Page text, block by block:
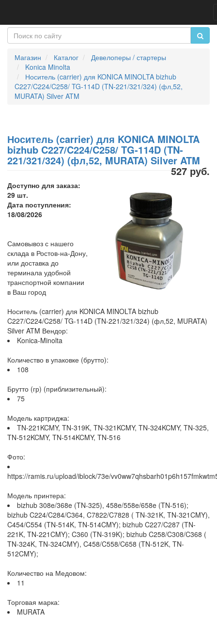
Магазин Каталог
Девелоперы / стартеры
Konica Minolta
Носитель (carrier) для KONICA MINOLTA bizhub
C227/C224/C258/ TG-114D (TN-221/321/324) (фл,52,
MURATA) Silver ATM
Носитель (carrier) для KONICA MINOLTA
bizhub C227/C224/C258/ TG-114D (TN-
221/321/324) (фл,52, MURATA) Silver ATM
527 руб.
Доступно для заказа:
29 шт.
Дата поступления:
18/08/2026
Самовывоз с нашего
склада в Ростов-на-Дону,
или доставка до
терминала удобной
транспортной компании
в Ваш город
Носитель (carrier) для KONICA MINOLTA bizhub
C227/C224/C258/ TG-114D (TN-221/321/324) (фл,52, MURATA)
Silver ATM Вендор:
Konica-Minolta
Количество в упаковке (брутто):
108
Брутто (гр) (приблизительный):
75
Модель картриджа:
TN-221KCMY, TN-319K, TN-321KCMY, TN-324KCMY, TN-325,
TN-512KCMY, TN-514KCMY, TN-516
Фото:
https://ramis.ru/upload/iblock/73e/
Модель принтера:
bizhub 308e/368e (TN-325), 458e/558e/658e (TN-516);
bizhub C224/C284/C364, C7822/C7828 ( TN-321K, TN-321CMY),
C454/C554 (TN-514K, TN-514CMY); bizhub C227/C287 (TN-
221K, TN-221CMY); C360 (TN-319K); bizhub C258/C308/C368 (
TN-324K, TN-324CMY), C458/C558/C658 (TN-512K, TN-
512CMY);
Количество на Медовом:
11
Торговая марка:
MURATA